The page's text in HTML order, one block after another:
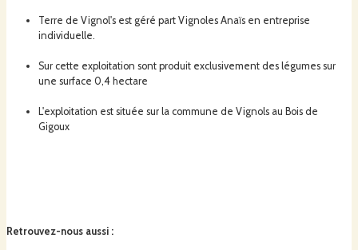
Terre de Vignol's est géré part Vignoles Anaïs en entreprise
individuelle.
Sur cette exploitation sont produit exclusivement des légumes sur
une surface 0,4 hectare
L'exploitation est située sur la commune de Vignols au Bois de
Gigoux
Retrouvez-nous aussi :